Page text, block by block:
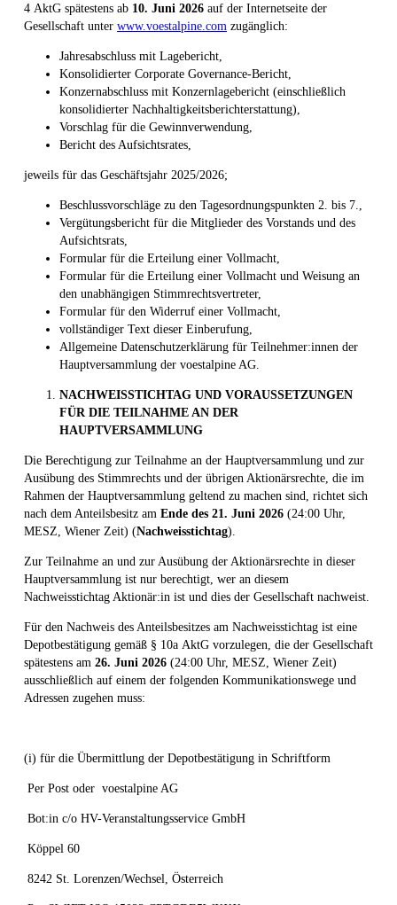
4 AktG spätestens ab 10. Juni 2026 auf der Internetseite der
Gesellschaft unter www.voestalpine.com zugänglich:
Jahresabschluss mit Lagebericht,
Konsolidierter Corporate Governance-Bericht,
Konzernabschluss mit Konzernlagebericht (einschließlich
konsolidierter Nachhaltigkeitsberichterstattung),
Vorschlag für die Gewinnverwendung,
Bericht des Aufsichtsrates,
jeweils für das Geschäftsjahr 2025/2026;
Beschlussvorschläge zu den Tagesordnungspunkten 2. bis 7.,
Vergütungsbericht für die Mitglieder des Vorstands und des
Aufsichtsrats,
Formular für die Erteilung einer Vollmacht,
Formular für die Erteilung einer Vollmacht und Weisung an
den unabhängigen Stimmrechtsvertreter,
Formular für den Widerruf einer Vollmacht,
vollständiger Text dieser Einberufung,
Allgemeine Datenschutzerklärung für Teilnehmer:innen der
Hauptversammlung der voestalpine AG.
NACHWEISSTICHTAG UND VORAUSSETZUNGEN
FÜR DIE TEILNAHME AN DER
HAUPTVERSAMMLUNG
Die Berechtigung zur Teilnahme an der Hauptversammlung und zur
Ausübung des Stimmrechts und der übrigen Aktionärsrechte, die im
Rahmen der Hauptversammlung geltend zu machen sind, richtet sich
nach dem Anteilsbesitz am Ende des 21. Juni 2026 (24:00 Uhr,
MESZ, Wiener Zeit) (Nachweisstichtag).
Zur Teilnahme an und zur Ausübung der Aktionärsrechte in dieser
Hauptversammlung ist nur berechtigt, wer an diesem
Nachweisstichtag Aktionär:in ist und dies der Gesellschaft nachweist.
Für den Nachweis des Anteilsbesitzes am Nachweisstichtag ist eine
Depotbestätigung gemäß § 10a AktG vorzulegen, die der Gesellschaft
spätestens am 26. Juni 2026 (24:00 Uhr, MESZ, Wiener Zeit)
ausschließlich auf einem der folgenden Kommunikationswege und
Adressen zugehen muss:
(i) für die Übermittlung der Depotbestätigung in Schriftform
Per Post oder voestalpine AG
Bot:in c/o HV-Veranstaltungsservice GmbH
Köppel 60
8242 St. Lorenzen/Wechsel, Österreich